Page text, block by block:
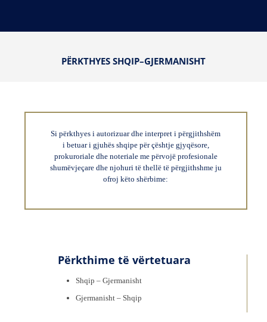
PËRKTHYES SHQIP–GJERMANISHT
Si përkthyes i autorizuar dhe interpret i përgjithshëm
i betuar i gjuhës shqipe për çështje gjyqësore,
prokuroriale dhe noteriale me përvojë profesionale
shumëvjeçare dhe njohuri të thellë të përgjithshme ju
ofroj këto shërbime:
Përkthime të vërtetuara
Shqip – Gjermanisht
Gjermanisht – Shqip